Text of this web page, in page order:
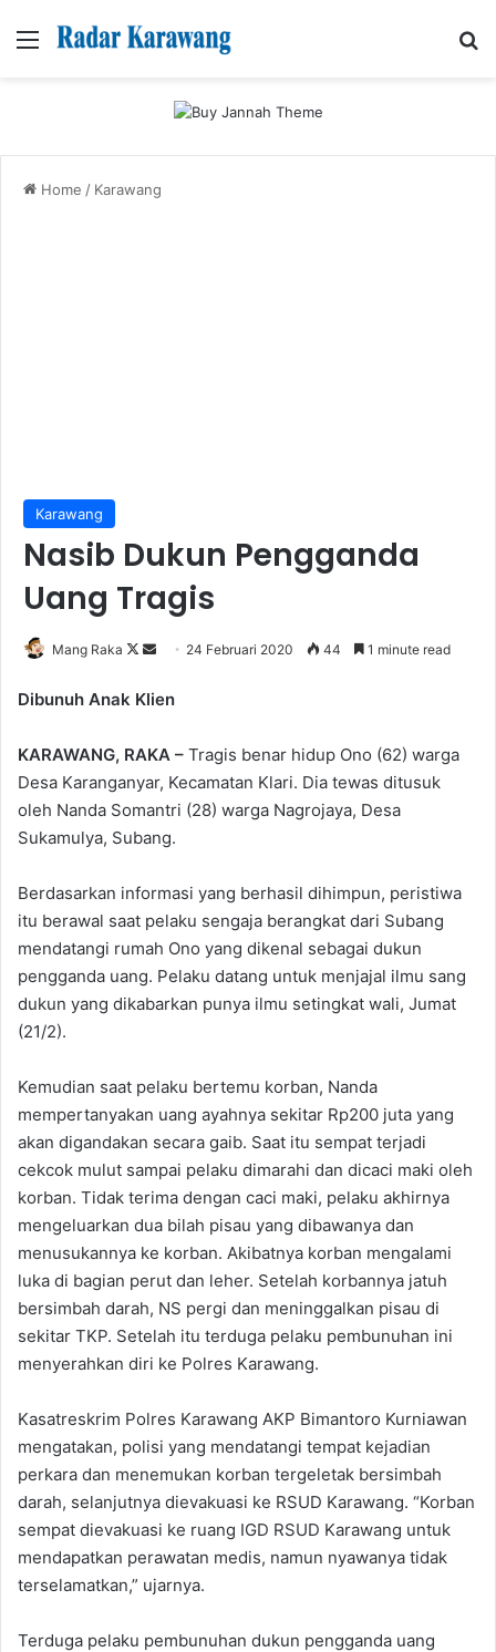
Menu
Home / Karawang
Karawang
Nasib Dukun Pengganda
Uang Tragis
Mang Raka
Follow
X
Send
email
24 Februari 2020 44 1 minute read
Dibunuh Anak Klien
KARAWANG, RAKA – Tragis benar hidup Ono (62) warga
Desa Karanganyar, Kecamatan Klari. Dia tewas ditusuk
oleh Nanda Somantri (28) warga Nagrojaya, Desa
Sukamulya, Subang.
Berdasarkan informasi yang berhasil dihimpun, peristiwa
itu berawal saat pelaku sengaja berangkat dari Subang
mendatangi rumah Ono yang dikenal sebagai dukun
pengganda uang. Pelaku datang untuk menjajal ilmu sang
dukun yang dikabarkan punya ilmu setingkat wali, Jumat
(21/2).
Kemudian saat pelaku bertemu korban, Nanda
mempertanyakan uang ayahnya sekitar Rp200 juta yang
akan digandakan secara gaib. Saat itu sempat terjadi
cekcok mulut sampai pelaku dimarahi dan dicaci maki oleh
korban. Tidak terima dengan caci maki, pelaku akhirnya
mengeluarkan dua bilah pisau yang dibawanya dan
menusukannya ke korban. Akibatnya korban mengalami
luka di bagian perut dan leher. Setelah korbannya jatuh
bersimbah darah, NS pergi dan meninggalkan pisau di
sekitar TKP. Setelah itu terduga pelaku pembunuhan ini
menyerahkan diri ke Polres Karawang.
Kasatreskrim Polres Karawang AKP Bimantoro Kurniawan
mengatakan, polisi yang mendatangi tempat kejadian
perkara dan menemukan korban tergeletak bersimbah
darah, selanjutnya dievakuasi ke RSUD Karawang. “Korban
sempat dievakuasi ke ruang IGD RSUD Karawang untuk
mendapatkan perawatan medis, namun nyawanya tidak
terselamatkan,” ujarnya.
Terduga pelaku pembunuhan dukun pengganda uang